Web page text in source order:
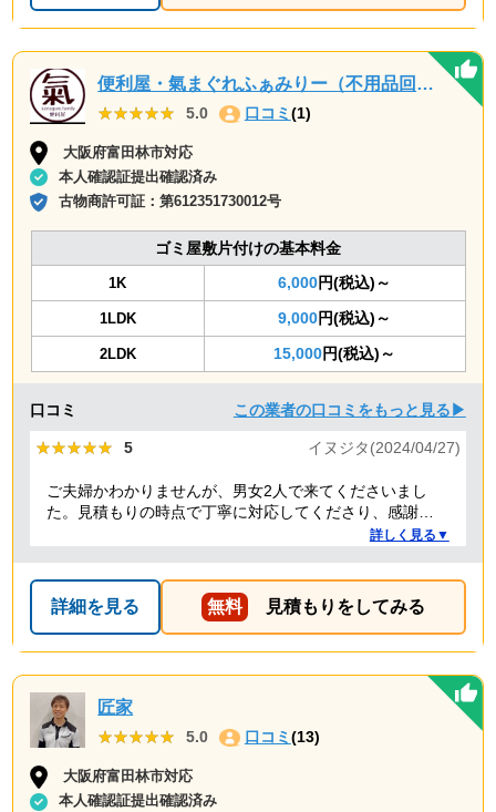
便利屋・氣まぐれふぁみりー（不用品回収・遺品整理・お墓参り代行等、幅広く対応しております）
★★★★★
★★★★★ 5.0 口コミ (1)
大阪府富田林市対応
本人確認証提出確認済み
古物商許可証：第612351730012号
ゴミ屋敷片付けの基本料金
1K 6,000円(税込)～
1LDK 9,000円(税込)～
2LDK 15,000円(税込)～
口コミ この業者の口コミをもっと見る▶
★★★★★
★★★★★ 5 イヌジタ(2024/04/27)
ご夫婦かわかりませんが、男女2人で来てくださいまし
た。見積もりの時点で丁寧に対応してくださり、感謝し
詳しく見る▼
詳細を見る 無料 見積もりをしてみる
匠家
★★★★★
★★★★★ 5.0 口コミ (13)
大阪府富田林市対応
本人確認証提出確認済み